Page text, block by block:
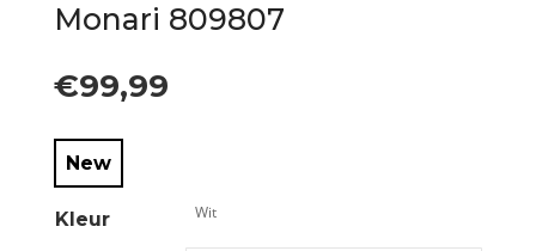
Monari 809807
€99,99
New
Kleur